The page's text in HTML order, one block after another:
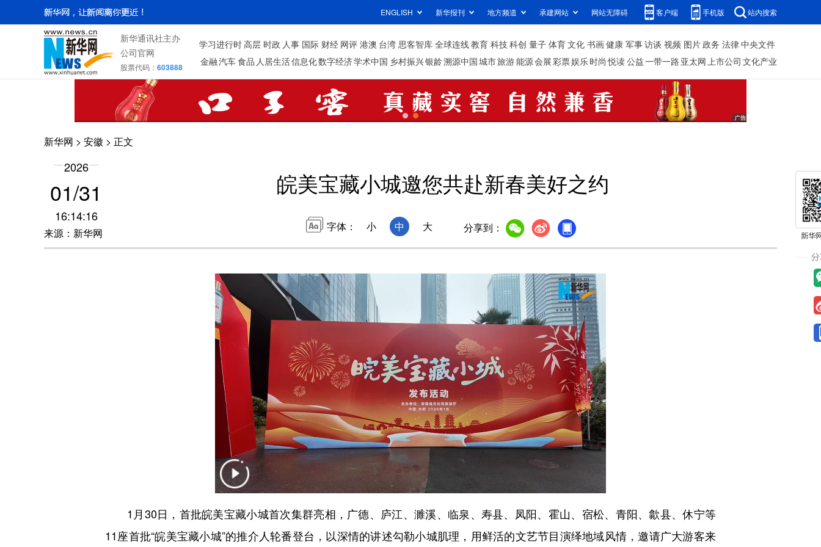
ENGLISH 新华报刊 地方频道 承建网站 网站无障碍 客户端 手机版 站内搜索
新华通讯社主办
公司官网
股票代码： 603888
学习进行时高层 时政 人事 国际 财经 网评 港澳 台湾 思客智库 全球连线教育 科技科创 量子 体育文化 书画健康 军事访谈 视频 图片政务 法律中央文件
金融汽车食品 人居生活信息化数字经济学术中国 乡村振兴银龄溯源中国城市旅游能源会展彩票娱乐时尚 悦读公益一带一路 亚太网上市公司 文化产业
新华网 > 安徽 > 正文
2026
01/31
16:14:16
来源：新华网
皖美宝藏小城邀您共赴新春美好之约
字体： 小 中 大 分享到：
1月30日，首批皖美宝藏小城首次集群亮相，广德、庐江、濉溪、临泉、寿县、凤阳、霍山、宿松、青阳、歙县、休宁等
11座首批“皖美宝藏小城”的推介人轮番登台，以深情的讲述勾勒小城肌理，用鲜活的文艺节目演绎地域风情，邀请广大游客来